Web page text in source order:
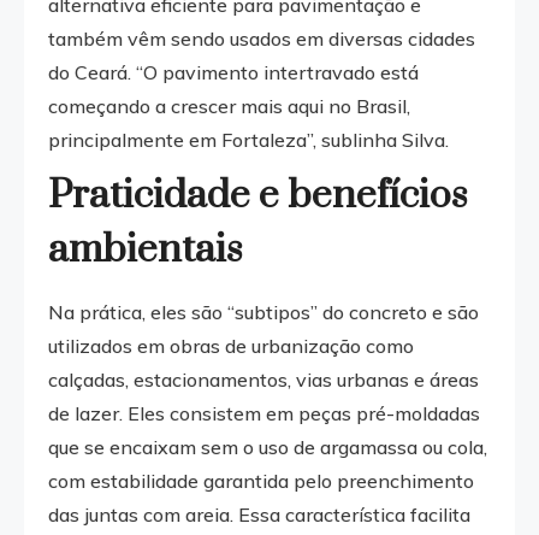
alternativa eficiente para pavimentação e
também vêm sendo usados em diversas cidades
do Ceará. “O pavimento intertravado está
começando a crescer mais aqui no Brasil,
principalmente em Fortaleza”, sublinha Silva.
Praticidade e benefícios
ambientais
Na prática, eles são “subtipos” do concreto e são
utilizados em obras de urbanização como
calçadas, estacionamentos, vias urbanas e áreas
de lazer. Eles consistem em peças pré-moldadas
que se encaixam sem o uso de argamassa ou cola,
com estabilidade garantida pelo preenchimento
das juntas com areia. Essa característica facilita